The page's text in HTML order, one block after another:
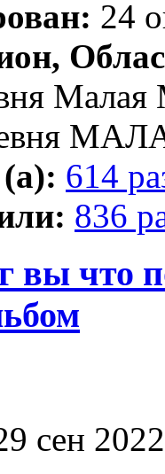
24
Малая
614
836
вы что
сен